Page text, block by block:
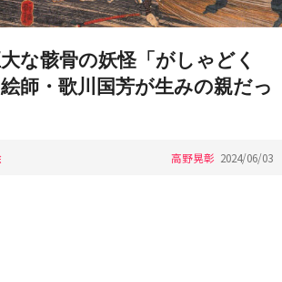
な骸骨の妖怪「がしゃどく
師・歌川国芳が生みの親だっ
高野晃彰 2024/06/03